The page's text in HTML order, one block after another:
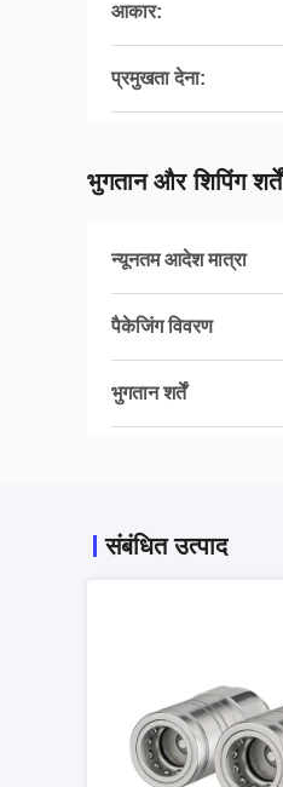
आकार:
प्रमुखता देना:
भुगतान और शिपिंग शर्तें
न्यूनतम आदेश मात्रा
पैकेजिंग विवरण
भुगतान शर्तें
संबंधित उत्पाद